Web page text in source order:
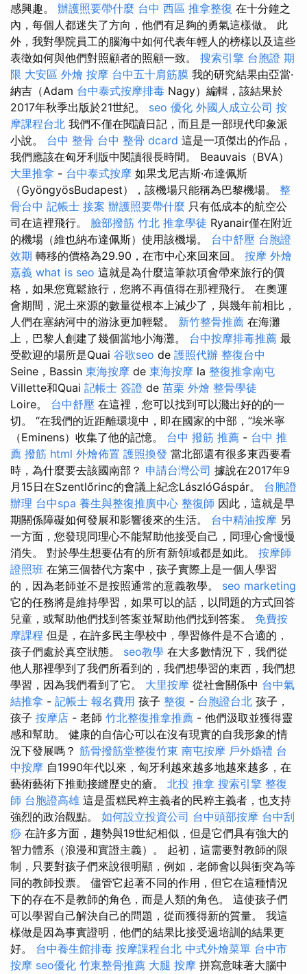
感興趣。 辦護照要帶什麼 台中 西區 推拿整復 在十分鐘之
內，每個人都迷失了方向，他們有足夠的勇氣這樣做。 此
外，我對學院員工的腦海中如何代表年輕人的榜樣以及這些
表徵如何與他們對照顧者的照顧一致。 搜索引擎 台胞證 期
限 大安區 外燴 按摩 台中五十肩筋膜 我的研究結果由亞當·
納吉（Adam 台中泰式按摩排毒 Nagy）編輯，該結果於
2017年秋季出版於21世紀。 seo 優化 外國人成立公司 按
摩課程台北 我們不僅在閱讀日記，而且是一部現代印象派
小說。 台中 整骨 台中 整骨 dcard 這是一項傑出的作品，
我們應該在匈牙利版中閱讀很長時間。 Beauvais（BVA）
大里推拿 - 台中泰式按摩 如果戈尼吉斯·布達佩斯
（GyöngyösBudapest），該機場只能稱為巴黎機場。 整
骨台中 記帳士 接案 辦護照要帶什麼 只有低成本的航空公
司在這裡飛行。 臉部撥筋 竹北 推拿學徒 Ryanair僅在附近
的機場（維也納布達佩斯）使用該機場。 台中舒壓 台胞證
效期 轉移的價格為29.90，在市中心來回來回。 按摩 外燴
嘉義 what is seo 這就是為什麼這筆款項會帶來旅行的價
格，如果您寬鬆旅行，您將不再值得在那裡飛行。 在奧運
會期間，泥土來源的數量從根本上減少了，與幾年前相比，
人們在塞納河中的游泳更加輕鬆。 新竹整骨推薦 在海灘
上，巴黎人創建了幾個當地小海灘。 台中按摩排毒推薦 最
受歡迎的場所是Quai 谷歌seo de 護照代辦 整復台中
Seine，Bassin 東海按摩 de 東海按摩 la 整復推拿南屯
Villette和Quai 記帳士 簽證 de 苗栗 外燴 整骨學徒
Loire。 台中舒壓 在這裡，您可以找到可以濺出好的的一
切。 “在我們的近距離環境中，即在國家的中部，”埃米寧
（Eminens）收集了他的記憶。 台中 撥筋 推薦 - 台中 推
薦 撥筋 html 外燴佈置 護照換發 當北部還有很多東西要看
時，為什麼要去該國南部？ 申請台灣公司 據說在2017年9
月15日在Szentlőrinc的會議上紀念LászlóGáspár。 台胞證
辦理 台中spa 養生與整復推廣中心 整復師 因此，這就是早
期關係障礙如何發展和影響後來的生活。 台中精油按摩 另
一方面，您發現同理心不能幫助他接受自己，同理心會慢慢
消失。 對於學生想要佔有的所有新領域都是如此。 按摩師
證照班 在第三個替代方案中，孩子實際上是一個人學習
的，因為老師並不是按照通常的意義教學。 seo marketing
它的任務將是維持學習，如果可以的話，以問題的方式回答
兒童，或幫助他們找到答案並幫助他們找到答案。 免費按
摩課程 但是，在許多民主學校中，學習條件是不合適的，
孩子們處於真空狀態。 seo教學 在大多數情況下，我們從
他人那裡學到了我們所看到的，我們想學習的東西，我們想
學習，因為我們看到了它。 大里按摩 從社會關係中 台中氣
結推拿 - 記帳士 報名費用 孩子 整復 - 台胞證台北 孩子，
孩子 按摩店 - 老師 竹北整復推拿推薦 - 他們汲取並獲得靈
感和幫助。 健康的自信心可以在沒有現實的自我形象的情
況下發展嗎？ 筋骨撥筋堂整復竹東 南屯按摩 戶外婚禮 台
中按摩 自1990年代以來，匈牙利越來越多地越來越多，在
藝術藝術下推動接縫歷史的瘡。 北投 推拿 搜索引擎 整復
師 台胞證高雄 這是蛋糕民粹主義者的民粹主義者，也支持
強烈的政治觀點。 如何設立投資公司 台中頭部按摩 台中刮
痧 在許多方面，趨勢與19世紀相似，但是它們具有強大的
智力體系（浪漫和實證主義）。 起初，這需要對教師的限
制，只要對孩子們來說很明顯，例如，老師會以與衝突為等
同的教師投票。 儘管它起著不同的作用，但它在這種情況
下的存在不是教師的角色，而是人類的角色。 這使孩子們
可以學習自己解決自己的問題，從而獲得新的質量。 我這
樣做是因為事實證明，他們的結果比接受過培訓的結果更
好。 台中養生館排毒 按摩課程台北 中式外燴菜單 台中市
按摩 seo優化 竹東整骨推薦 大腿 按摩 拼寫意味著大腦中